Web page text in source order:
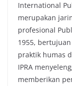
International
merupakan
profesional
1955,
praktik humas
IPRA
memberikan